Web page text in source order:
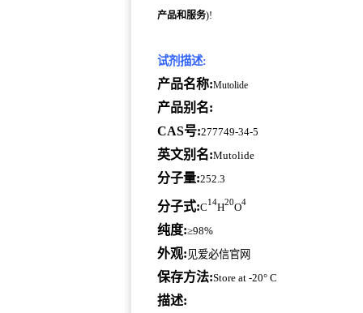
产品和服务)!
试剂描述:
产品名称:Mutolide
产品别名:
CAS号:277749-34-5
英文别名:Mutolide
分子量:252.3
分子式:C14H20O4
纯度:≥98%
外观: 见爱必信官网
保存方法:Store at -20° C
描述: